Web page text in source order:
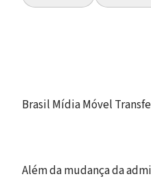
Brasil Mídia Móvel
Além da mudança da